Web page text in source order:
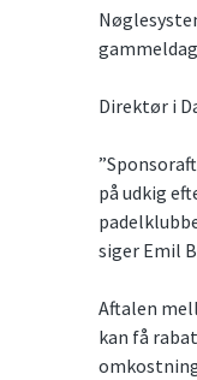
Direktør i
på udkig
siger Emil
Aftalen
kan få